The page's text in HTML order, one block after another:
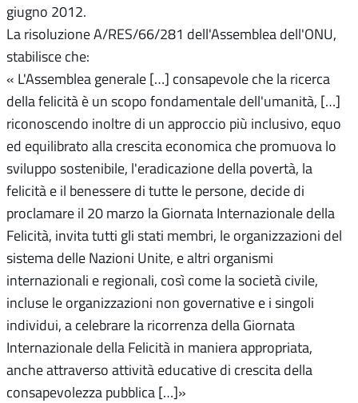
giugno 2012.
La risoluzione A/RES/66/281 dell'Assemblea dell'ONU,
stabilisce che:
« L'Assemblea generale […] consapevole che la ricerca
della felicità è un scopo fondamentale dell'umanità, […]
riconoscendo inoltre di un approccio più inclusivo, equo
ed equilibrato alla crescita economica che promuova lo
sviluppo sostenibile, l'eradicazione della povertà, la
felicità e il benessere di tutte le persone, decide di
proclamare il 20 marzo la Giornata Internazionale della
Felicità, invita tutti gli stati membri, le organizzazioni del
sistema delle Nazioni Unite, e altri organismi
internazionali e regionali, così come la società civile,
incluse le organizzazioni non governative e i singoli
individui, a celebrare la ricorrenza della Giornata
Internazionale della Felicità in maniera appropriata,
anche attraverso attività educative di crescita della
consapevolezza pubblica […]»